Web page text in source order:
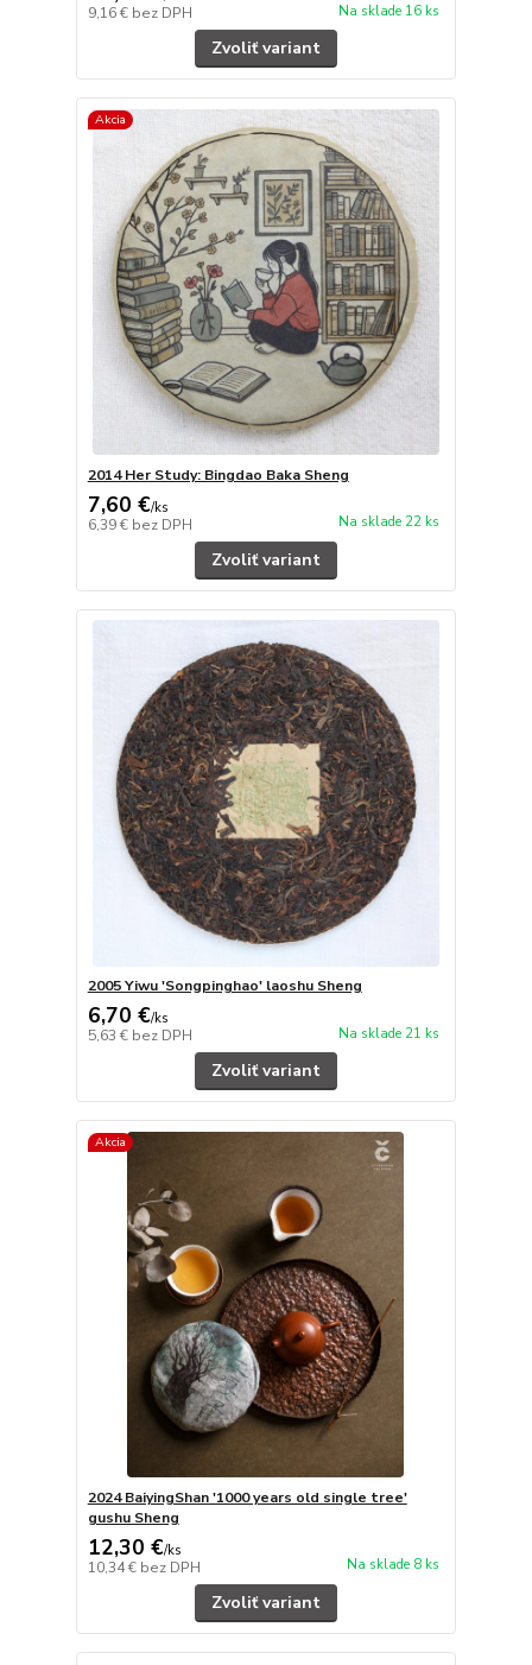
9,16 € bez DPH Na sklade 16 ks
Zvoliť variant
Akcia
2014 Her Study: Bingdao Baka Sheng
7,60 €/ks
6,39 € bez DPH Na sklade 22 ks
Zvoliť variant
2005 Yiwu 'Songpinghao' laoshu Sheng
6,70 €/ks
5,63 € bez DPH Na sklade 21 ks
Zvoliť variant
Akcia
2024 BaiyingShan '1000 years old single tree'
gushu Sheng
12,30 €/ks
10,34 € bez DPH Na sklade 8 ks
Zvoliť variant